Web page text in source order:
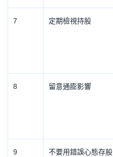
7 定期檢視持股
8 留意通膨影響
9 不要用錯誤心態存股